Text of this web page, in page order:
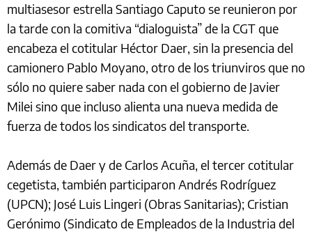
multiasesor estrella Santiago Caputo se reunieron por
la tarde con la comitiva “dialoguista” de la CGT que
encabeza el cotitular Héctor Daer, sin la presencia del
camionero Pablo Moyano, otro de los triunviros que no
sólo no quiere saber nada con el gobierno de Javier
Milei sino que incluso alienta una nueva medida de
fuerza de todos los sindicatos del transporte.
Además de Daer y de Carlos Acuña, el tercer cotitular
cegetista, también participaron Andrés Rodríguez
(UPCN); José Luis Lingeri (Obras Sanitarias); Cristian
Gerónimo (Sindicato de Empleados de la Industria del